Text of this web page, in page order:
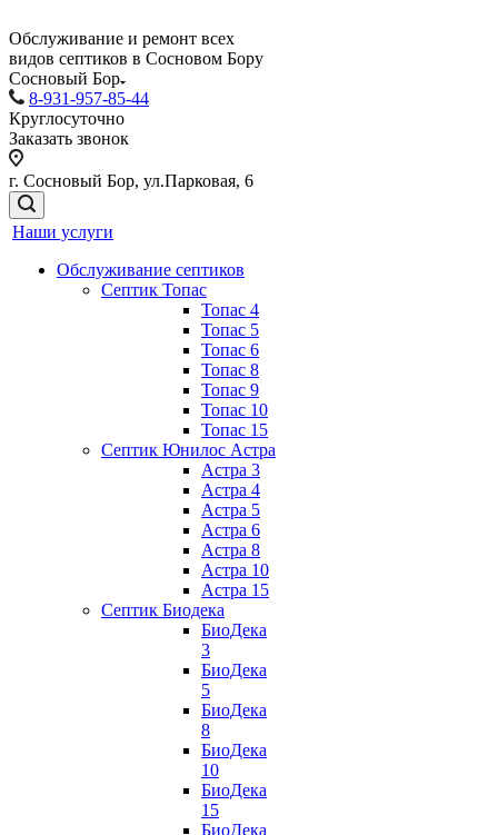
Обслуживание и ремонт всех
видов септиков в Сосновом Бору
Сосновый Бор
8-931-957-85-44
Круглосуточно
Заказать звонок
г. Сосновый Бор, ул.Парковая, 6
Наши услуги
Обслуживание септиков
Септик Топас
Топас 4
Топас 5
Топас 6
Топас 8
Топас 9
Топас 10
Топас 15
Септик Юнилос Астра
Астра 3
Астра 4
Астра 5
Астра 6
Астра 8
Астра 10
Астра 15
Септик Биодека
БиоДека
3
БиоДека
5
БиоДека
8
БиоДека
10
БиоДека
15
БиоДека